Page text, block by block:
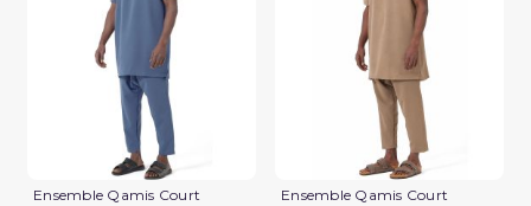
Ensemble Qamis Court
Ensemble Qamis Court